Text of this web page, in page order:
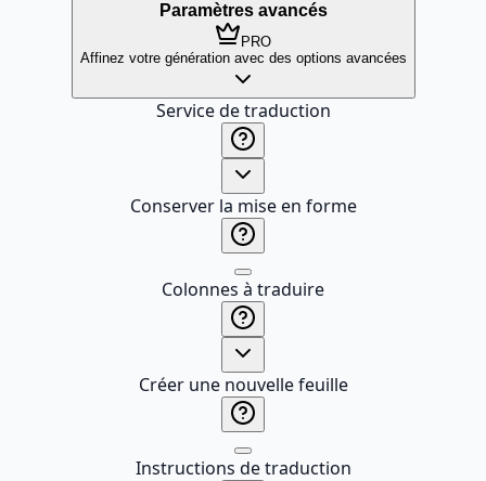
Paramètres avancés
PRO
Affinez votre génération avec des options avancées
Service de traduction
Conserver la mise en forme
Colonnes à traduire
Créer une nouvelle feuille
Instructions de traduction